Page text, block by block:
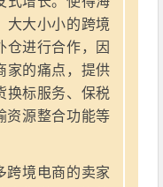
大大小小的跨境
仓进行合作，因
家的痛点，提供
换标服务、保税
资源整合功能等
跨境电商的卖家